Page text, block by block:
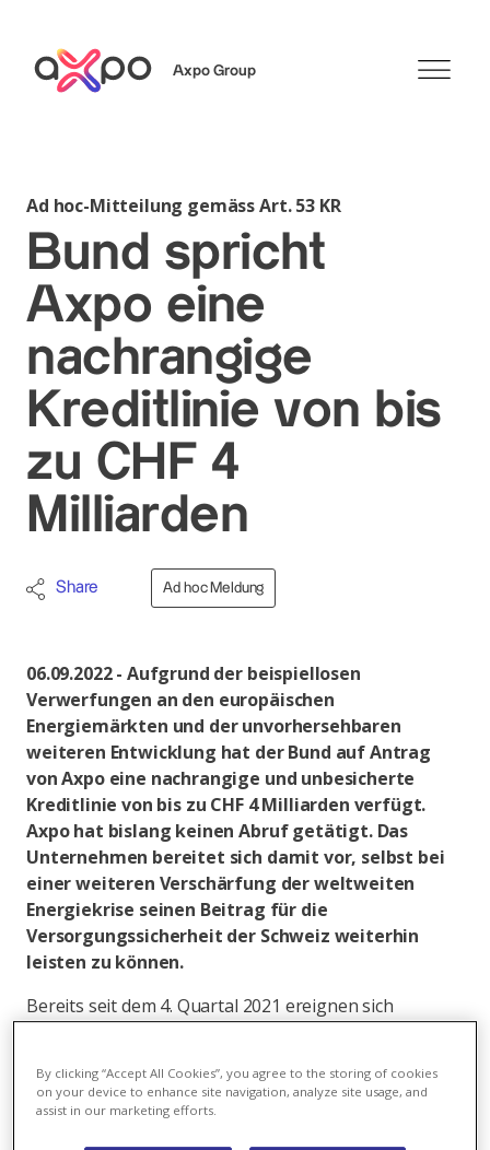
Axpo Group
Ad hoc-Mitteilung gemäss Art. 53 KR
Bund spricht
Axpo eine
nachrangige
Kreditlinie von bis
zu CHF 4
Milliarden
Share Ad hoc Meldung
06.09.2022 - Aufgrund der beispiellosen
Verwerfungen an den europäischen
Energiemärkten und der unvorhersehbaren
weiteren Entwicklung hat der Bund auf Antrag
von Axpo eine nachrangige und unbesicherte
Kreditlinie von bis zu CHF 4 Milliarden verfügt.
Axpo hat bislang keinen Abruf getätigt. Das
Unternehmen bereitet sich damit vor, selbst bei
einer weiteren Verschärfung der weltweiten
Energiekrise seinen Beitrag für die
Versorgungssicherheit der Schweiz weiterhin
leisten zu können.
Bereits seit dem 4. Quartal 2021 ereignen sich
Wochen nochmals massiv verschärft. Die
Grosshandelspreise für Strom haben sich gegenüber
By clicking “Accept All Cookies”, you agree to the storing of cookies
on your device to enhance site navigation, analyze site usage, and
assist in our marketing efforts.